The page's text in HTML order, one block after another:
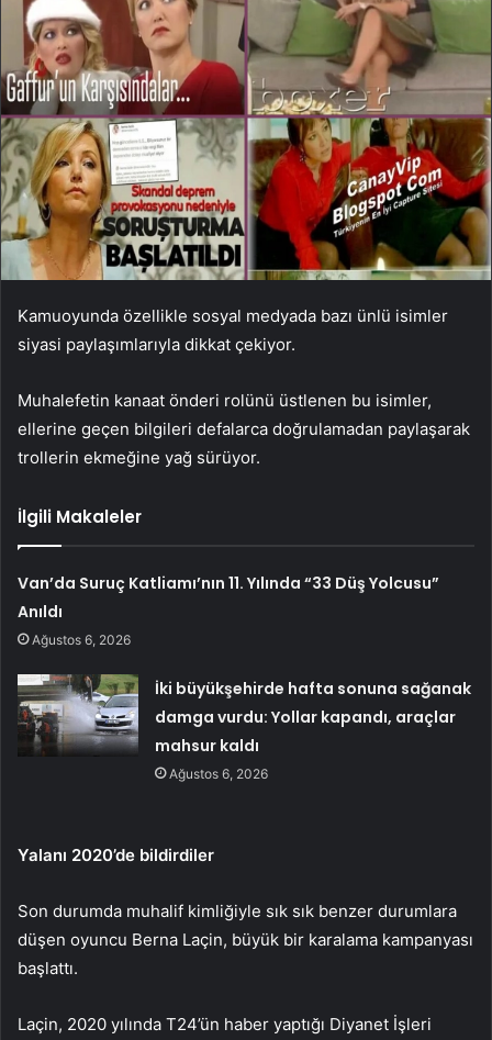
Kamuoyunda özellikle sosyal medyada bazı ünlü isimler
siyasi paylaşımlarıyla dikkat çekiyor.
Muhalefetin kanaat önderi rolünü üstlenen bu isimler,
ellerine geçen bilgileri defalarca doğrulamadan paylaşarak
trollerin ekmeğine yağ sürüyor.
İlgili Makaleler
Van’da Suruç Katliamı’nın 11. Yılında “33 Düş Yolcusu”
Anıldı
Ağustos 6, 2026
İki büyükşehirde hafta sonuna sağanak
damga vurdu: Yollar kapandı, araçlar
mahsur kaldı
Ağustos 6, 2026
Yalanı 2020’de bildirdiler
Son durumda muhalif kimliğiyle sık sık benzer durumlara
düşen oyuncu Berna Laçin, büyük bir karalama kampanyası
başlattı.
Laçin, 2020 yılında T24’ün haber yaptığı Diyanet İşleri